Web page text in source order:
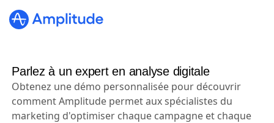
Parlez à un expert en analyse digitale
Obtenez une démo personnalisée pour découvrir
comment Amplitude permet aux spécialistes du
marketing d'optimiser chaque campagne et chaque